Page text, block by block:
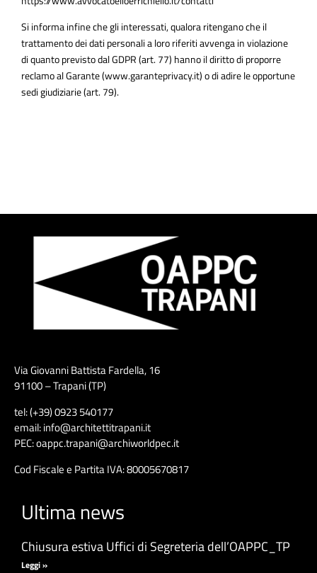
Si informa infine che gli interessati, qualora ritengano che il
trattamento dei dati personali a loro riferiti avvenga in violazione
di quanto previsto dal GDPR (art. 77) hanno il diritto di proporre
reclamo al Garante (www.garanteprivacy.it) o di adire le opportune
sedi giudiziarie (art. 79).
Via Giovanni Battista Fardella, 16
91100 – Trapani (TP)
tel: (+39) 0923 540177
email: info@architettitrapani.it
PEC: oappc.trapani@archiworldpec.it
Cod Fiscale e Partita IVA: 80005670817
Ultima news
Chiusura estiva Uffici di Segreteria dell’OAPPC_TP
Leggi »